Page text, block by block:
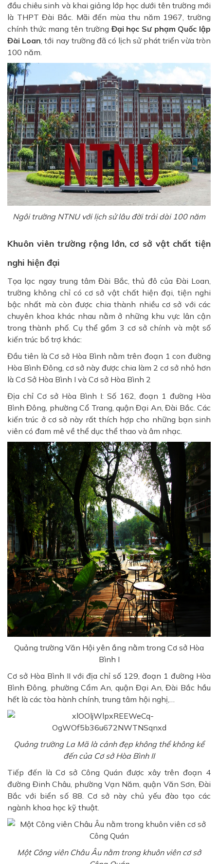
đầu chiêu sinh và khai giảng lớp học dưới tên trường mới
là THPT Đài Bắc. Mãi đến mùa thu năm 1967, trường
chính thức mang tên trường Đại học Sư phạm Quốc lập
Đài Loan, tới nay trường đã có lịch sử phát triển vừa tròn
100 năm.
Ngôi trường NTNU với lịch sử lâu đời trải dài 100 năm
Khuôn viên trường rộng lớn, cơ sở vật chất tiện
nghi hiện đại
Tọa lạc ngay trung tâm Đài Bắc, thủ đô của Đài Loan,
trường không chỉ có cơ sở vật chất hiện đại, tiện nghi
bậc nhất mà còn được chia thành nhiều cơ sở với các
chuyên khoa khác nhau nằm ở những khu vực lân cận
trong thành phố. Cụ thể gồm 3 cơ sở chính và một số
kiến trúc bổ trợ khác:
Đầu tiên là Cơ sở Hòa Bình nằm trên đoạn 1 con đường
Hòa Bình Đông, cơ sở này được chia làm 2 cơ sở nhỏ hơn
là Cơ Sở Hòa Bình I và Cơ sở Hòa Bình 2
Địa chỉ Cơ sở Hòa Bình I: Số 162, đoạn 1 đường Hòa
Bình Đông, phường Cổ Trang, quận Đại An, Đài Bắc. Các
kiến trúc ở cơ sở này rất thích hợp cho những bạn sinh
viên có đam mê về thể dục thể thao và âm nhạc.
Quảng trường Văn Hội yên ắng nằm trong Cơ sở Hòa
Bình I
Cơ sở Hòa Bình II với địa chỉ số 129, đoạn 1 đường Hòa
Bình Đông, phường Cẩm An, quận Đại An, Đài Bắc hầu
hết là các tòa hành chính, trung tâm hội nghị,…
Quảng trường La Mã là cảnh đẹp không thể không kể
đến của Cơ sở Hòa Bình II
Tiếp đến là Cơ sở Công Quán được xây trên đoạn 4
đường Đinh Châu, phường Vạn Năm, quận Văn Sơn, Đài
Bắc với biển số 88. Cơ sở này chủ yếu đào tạo các
ngành khoa học kỹ thuật.
Một Công viên Châu Âu nằm trong khuôn viên cơ sở